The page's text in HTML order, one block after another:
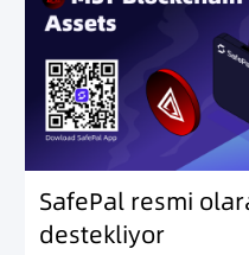
SafePal resmi
destekliyor